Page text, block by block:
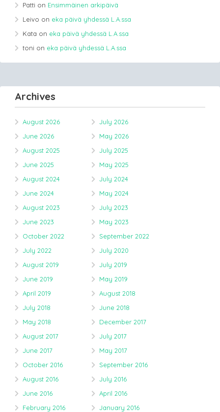
Patti on Ensimmäinen arkipäivä
Leivo on eka päivä yhdessä L.A.ssa
Kata on eka päivä yhdessä L.A.ssa
toni on eka päivä yhdessä L.A.ssa
Archives
August 2026
July 2026
June 2026
May 2026
August 2025
July 2025
June 2025
May 2025
August 2024
July 2024
June 2024
May 2024
August 2023
July 2023
June 2023
May 2023
October 2022
September 2022
July 2022
July 2020
August 2019
July 2019
June 2019
May 2019
April 2019
August 2018
July 2018
June 2018
May 2018
December 2017
August 2017
July 2017
June 2017
May 2017
October 2016
September 2016
August 2016
July 2016
June 2016
April 2016
February 2016
January 2016